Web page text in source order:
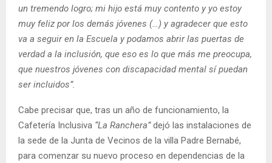
un tremendo logro; mi hijo está muy contento y yo estoy
muy feliz por los demás jóvenes (…) y agradecer que esto
va a seguir en la Escuela y podamos abrir las puertas de
verdad a la inclusión, que eso es lo que más me preocupa,
que nuestros jóvenes con discapacidad mental sí puedan
ser incluidos”.
Cabe precisar que, tras un año de funcionamiento, la
Cafetería Inclusiva “La Ranchera”dejó las instalaciones de
la sede de la Junta de Vecinos de la villa Padre Bernabé,
para comenzar su nuevo proceso en dependencias de la